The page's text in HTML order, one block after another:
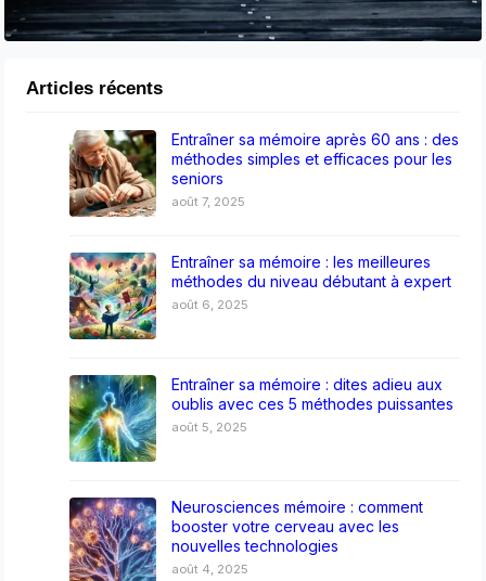
Articles récents
Entraîner sa mémoire après 60 ans : des
méthodes simples et efficaces pour les
seniors
août 7, 2025
Entraîner sa mémoire : les meilleures
méthodes du niveau débutant à expert
août 6, 2025
Entraîner sa mémoire : dites adieu aux
oublis avec ces 5 méthodes puissantes
août 5, 2025
Neurosciences mémoire : comment
booster votre cerveau avec les
nouvelles technologies
août 4, 2025